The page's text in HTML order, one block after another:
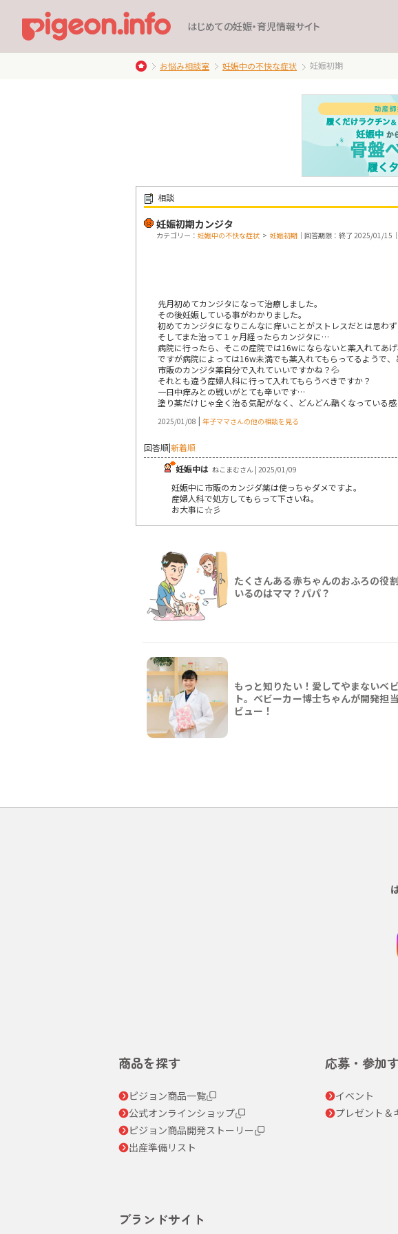
はじめての妊娠・育児情報サイト
お悩み相談室 妊娠中の不快な症状 妊娠初期
相談
妊娠初期カンジタ
カテゴリー： 妊娠中の不快な症状 > 妊娠初期 ｜回答期限：終了 2025/01/15
先月初めてカンジタになって治療しました。
その後妊娠している事がわかりました。
初めてカンジタになりこんなに痒いことがストレスだとは思わ
そしてまた治って１ヶ月経ったらカンジタに…
病院に行ったら、そこの産院では16wにならないと薬入れてあ
ですが病院によっては16w未満でも薬入れてもらってるようで
市販のカンジタ薬自分で入れていいですかね？💦
それとも違う産婦人科に行って入れてもらうべきですか？
一日中痒みとの戦いがとても辛いです…
塗り薬だけじゃ全く治る気配がなく、どんどん酷くなっている
2025/01/08 | 年子ママさんの他の相談を見る
回答順|新着順
妊娠中は ねこまむさん | 2025/01/09
妊娠中に市販のカンジダ薬は使っちゃダメですよ。
産婦人科で処方してもらって下さいね。
お大事に☆彡
たくさんある赤ちゃんのおふろの役
いるのはママ？パパ？
もっと知りたい！愛してやまないベ
ト。ベビーカー博士ちゃんが開発担
ビュー！
商品を探す
ピジョン商品一覧
公式オンラインショップ
ピジョン商品開発ストーリー
出産準備リスト
応募・参加
イベント
プレゼント＆
ブランドサイト